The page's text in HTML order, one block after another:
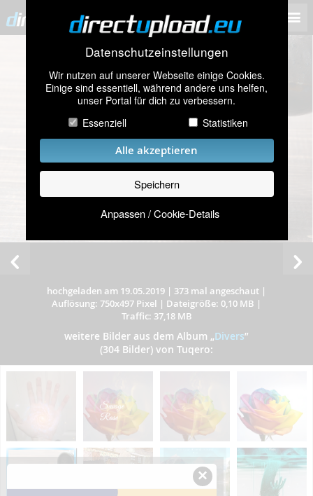
Datenschutzeinstellungen
Wir nutzen auf unserer Webseite einige Cookies.
Einige sind essentiell, während andere uns helfen,
unser Portal für dich zu verbessern.
Essenziell
Statistiken
Alle akzeptieren
Speichern
Anpassen / Cookie-Details
hochgeladen am 19.05.2019 | 373 mal angeschaut |
Auflösung: 750x497 Pixel | Dateigröße: 0,10 MB |
Traffic: 37,18 MB
weitere Bilder aus dem Album „Divers”
(304 Bilder) von Tuqero:
×